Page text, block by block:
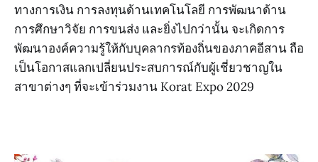
ทางการเงิน การลงทุนด้านเทคโนโลยี การพัฒนาด้าน
การศึกษาวิจัย การขนส่ง และยิ่งไปกว่านั้น จะเกิดการ
พัฒนาองค์ความรู้ให้กับบุคลากรท้องถิ่นของภาคอีสาน ถือ
เป็นโอกาสแลกเปลี่ยนประสบการณ์กับผู้เชี่ยวชาญใน
สาขาต่างๆ ที่จะเข้าร่วมงาน Korat Expo 2029